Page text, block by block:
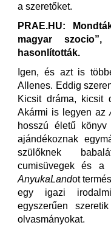
a szeretőket.
PRAE.HU:
magyar
hasonlították.
Igen, és azt is
Allenes. Eddig
Kicsit dráma, kicsit
Akármi is legyen az
hosszú életű
ajándékoznak
szülőknek
cumisüvegek és a
AnyukaLandot
egy igazi
egyszerűen
olvasmányokat.